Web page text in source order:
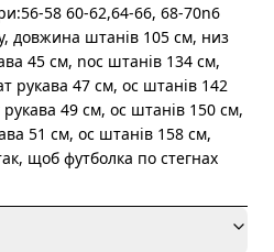
58 60-62,64-66, 68-70n6
довжина штанів 105 см, низ
45 см, nос штанів 134 см,
рукава 47 см, ос штанів 142
49 см, ос штанів 150 см,
51 см, ос штанів 158 см,
щоб футболка по стегнах